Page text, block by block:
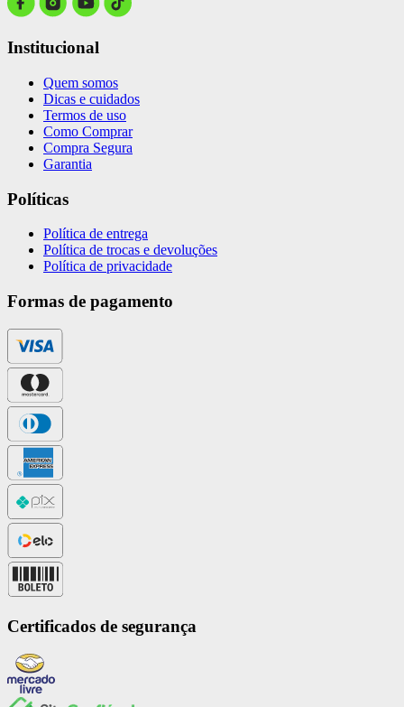
Institucional
Quem somos
Dicas e cuidados
Termos de uso
Como Comprar
Compra Segura
Garantia
Políticas
Política de entrega
Política de trocas e devoluções
Política de privacidade
Formas de pagamento
Certificados de segurança